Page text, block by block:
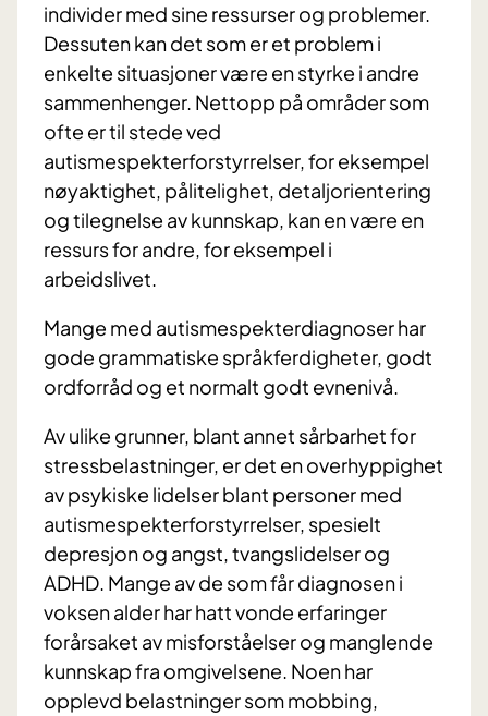
individer med sine ressurser og problemer.
Dessuten kan det som er et problem i
enkelte situasjoner være en styrke i andre
sammenhenger. Nettopp på områder som
ofte er til stede ved
autismespekterforstyrrelser, for eksempel
nøyaktighet, pålitelighet, detaljorientering
og tilegnelse av kunnskap, kan en være en
ressurs for andre, for eksempel i
arbeidslivet.
Mange med autismespekterdiagnoser har
gode grammatiske språkferdigheter, godt
ordforråd og et normalt godt evnenivå.
Av ulike grunner, blant annet sårbarhet for
stressbelastninger, er det en overhyppighet
av psykiske lidelser blant personer med
autismespekterforstyrrelser, spesielt
depresjon og angst, tvangslidelser og
ADHD. Mange av de som får diagnosen i
voksen alder har hatt vonde erfaringer
forårsaket av misforståelser og manglende
kunnskap fra omgivelsene. Noen har
opplevd belastninger som mobbing,